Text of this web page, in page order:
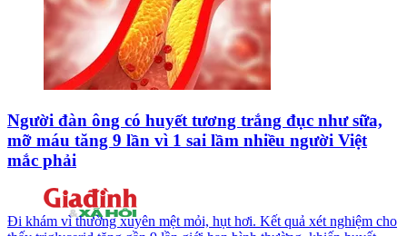
Người đàn ông có huyết tương trắng đục như sữa,
mỡ máu tăng 9 lần vì 1 sai lầm nhiều người Việt
mắc phải
Đi khám vì thường xuyên mệt mỏi, hụt hơi. Kết quả xét nghiệm cho